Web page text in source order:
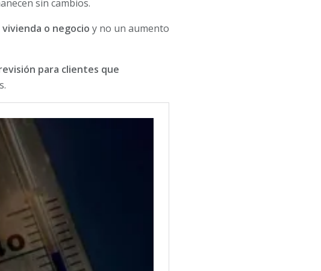
sin cambios.
o negocio y no un aumento
para clientes que